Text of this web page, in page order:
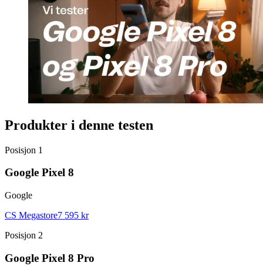
Produkter i denne testen
Posisjon 1
Google Pixel 8
Google
CS Megastore7 595 kr
Posisjon 2
Google Pixel 8 Pro